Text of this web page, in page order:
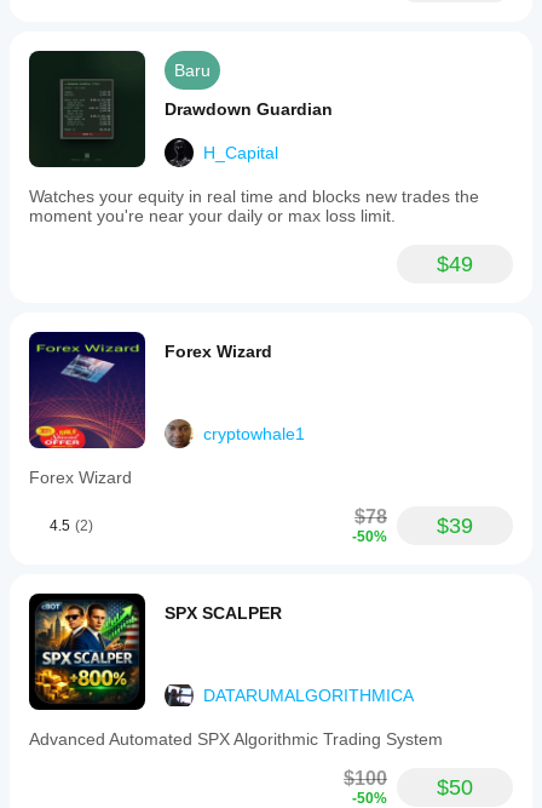
Baru
Drawdown Guardian
H_Capital
Watches your equity in real time and blocks new trades the
moment you're near your daily or max loss limit.
$49
Forex Wizard
cryptowhale1
Forex Wizard
4.5 (2) $78
-50% $39
SPX SCALPER
DATARUMALGORITHMICA
Advanced Automated SPX Algorithmic Trading System
$100
-50% $50